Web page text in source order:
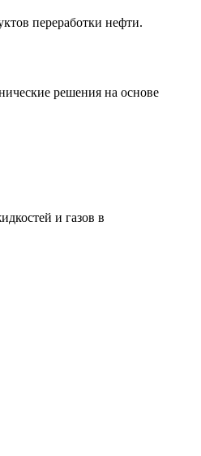
переработки нефти.
решения на основе
и газов в